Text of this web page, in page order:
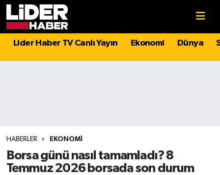
Lider Haber TV Canlı Yayın Ekonomi Dünya
HABERLER EKONOMI
Borsa günü nasıl tamamladı? 8
Temmuz 2026 borsada son durum
Politika
Magazin
Spor
Hava Durumu
Süper Lig Puan Durumu ve Fikstür
Tüm Manşetler